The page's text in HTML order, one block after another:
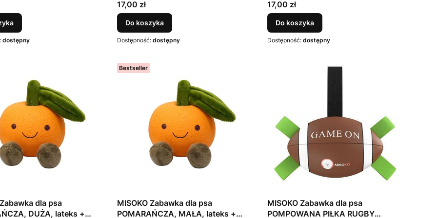
dostępny
Cena
17,00 zł
Do koszyka
Dostępność: dostępny
Cena
17,00 zł
Do koszyka
Dostępność: dostępny
dla psa
lateks +
Bestseller
MISOKO Zabawka dla psa
POMARAŃCZA, MAŁA, lateks +
MISOKO Zabawka dla psa
POMPOWANA PIŁKA RUGBY